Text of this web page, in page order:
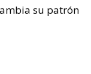
su patrón